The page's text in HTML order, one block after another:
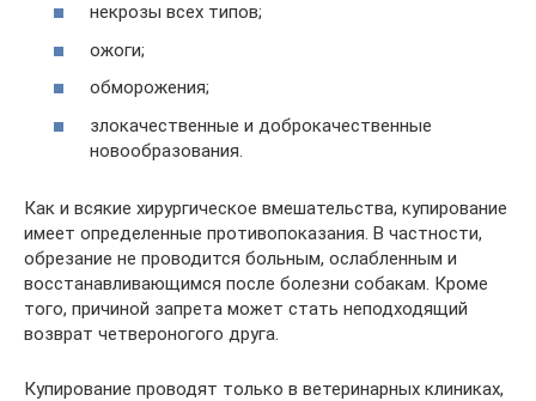
некрозы всех типов;
ожоги;
обморожения;
злокачественные и доброкачественные
новообразования.
Как и всякие хирургическое вмешательства, купирование
имеет определенные противопоказания. В частности,
обрезание не проводится больным, ослабленным и
восстанавливающимся после болезни собакам. Кроме
того, причиной запрета может стать неподходящий
возврат четвероногого друга.
Купирование проводят только в ветеринарных клиниках,